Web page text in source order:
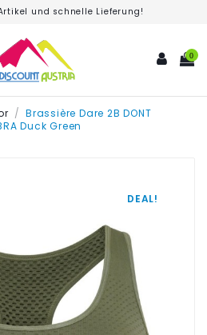
und schnelle Lieferung!
0
Brassière Dare 2B DONT
Duck Green
DEAL!